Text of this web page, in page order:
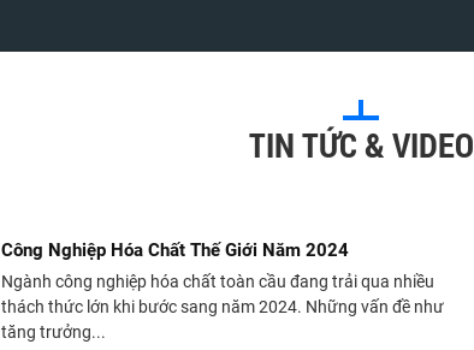
TIN TỨC & VIDEO
Công Nghiệp Hóa Chất Thế Giới Năm 2024
Ngành công nghiệp hóa chất toàn cầu đang trải qua nhiều
thách thức lớn khi bước sang năm 2024. Những vấn đề như
tăng trưởng...